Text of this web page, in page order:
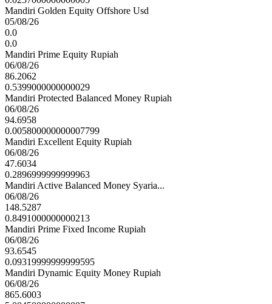
Mandiri Golden Equity Offshore Usd
05/08/26
0.0
0.0
Mandiri Prime Equity Rupiah
06/08/26
86.2062
0.5399000000000029
Mandiri Protected Balanced Money Rupiah
06/08/26
94.6958
0.005800000000007799
Mandiri Excellent Equity Rupiah
06/08/26
47.6034
0.2896999999999963
Mandiri Active Balanced Money Syaria...
06/08/26
148.5287
0.8491000000000213
Mandiri Prime Fixed Income Rupiah
06/08/26
93.6545
0.09319999999999595
Mandiri Dynamic Equity Money Rupiah
06/08/26
865.6003